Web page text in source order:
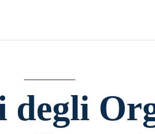
degli